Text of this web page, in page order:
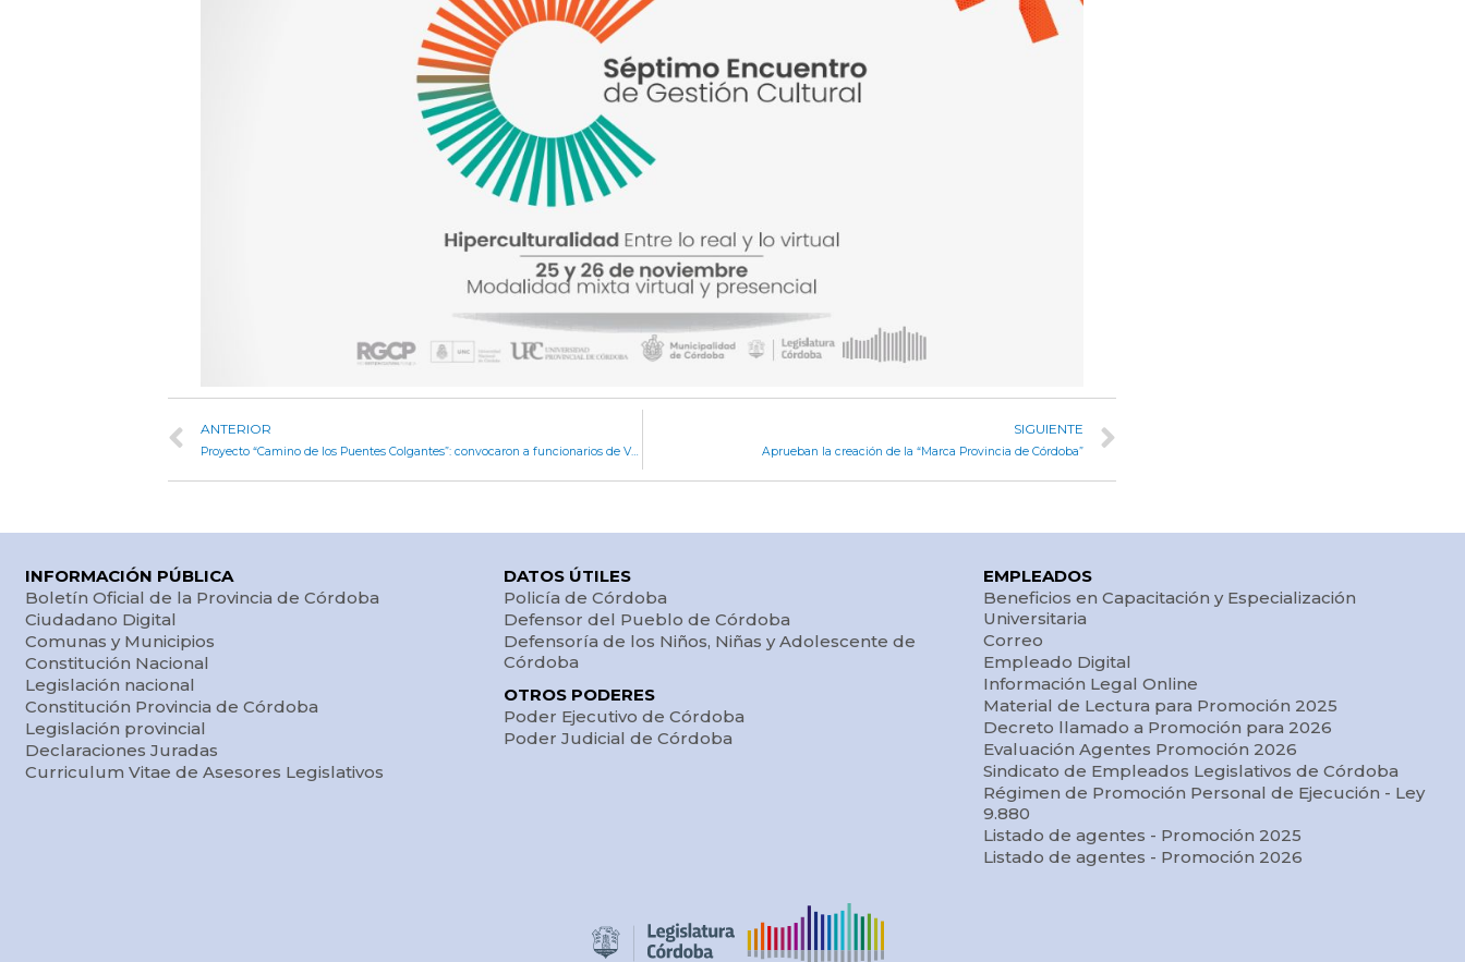
ANTERIOR
Proyecto “Camino de los Puentes Colgantes”: convocaron a funcionarios de Vialidad
SIGUIENTE
Aprueban la creación de la “Marca Provincia de Córdoba”
INFORMACIÓN PÚBLICA
Boletín Oficial de la Provincia de Córdoba
Ciudadano Digital
Comunas y Municipios
Constitución Nacional
Legislación nacional
Constitución Provincia de Córdoba
Legislación provincial
Declaraciones Juradas
Curriculum Vitae de Asesores Legislativos
DATOS ÚTILES
Policía de Córdoba
Defensor del Pueblo de Córdoba
Defensoría de los Niños, Niñas y Adolescente de
Córdoba
OTROS PODERES
Poder Ejecutivo de Córdoba
Poder Judicial de Córdoba
EMPLEADOS
Beneficios en Capacitación y Especialización
Universitaria
Correo
Empleado Digital
Información Legal Online
Material de Lectura para Promoción 2025
Decreto llamado a Promoción para 2026
Evaluación Agentes Promoción 2026
Sindicato de Empleados Legislativos de Córdoba
Régimen de Promoción Personal de Ejecución - Ley
9.880
Listado de agentes - Promoción 2025
Listado de agentes - Promoción 2026